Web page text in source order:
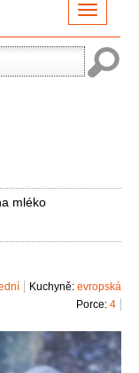
mléko
Kuchyně: evropská
Porce: 4